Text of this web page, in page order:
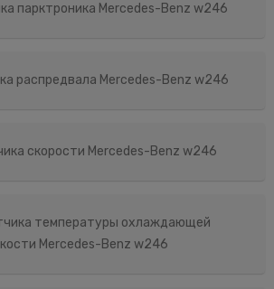
парктроника Mercedes-Benz w246
распредвала Mercedes-Benz w246
скорости Mercedes-Benz w246
температуры охлаждающей
Mercedes-Benz w246